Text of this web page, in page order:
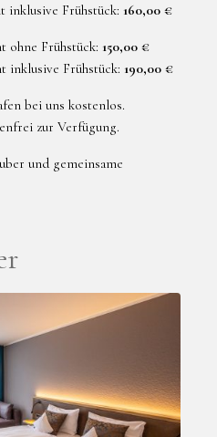
inklusive Frühstück: 160,00 €
ohne Frühstück: 150,00 €
inklusive Frühstück: 190,00 €
bei uns kostenlos.
zur Verfügung.
und gemeinsame